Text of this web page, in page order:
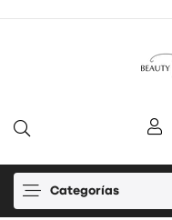
Categorías